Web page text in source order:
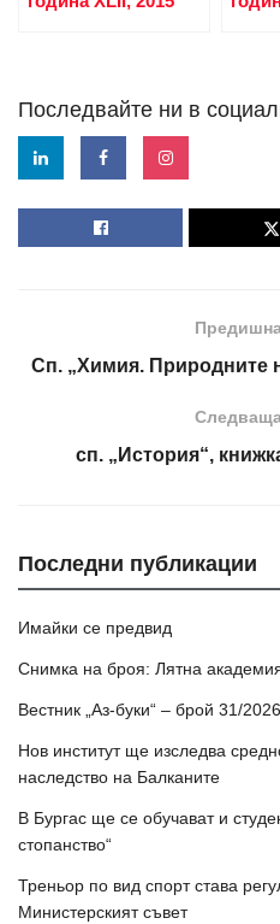
Последвайте ни в
Сп. „Химия. Природните
сп. „История“,
Последни публикации
Имайки се предвид
Снимка на броя: Лятна
Вестник „Аз-буки“ – брой 31/2026
Нов институт ще изследва
наследство на Балканите
В Бургас ще се обучават и
стопанство“
Треньор по вид спорт става
Министерският съвет